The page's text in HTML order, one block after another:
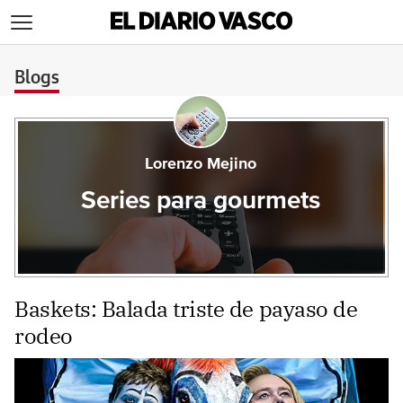
Blogs
Lorenzo Mejino
Series para gourmets
Baskets: Balada triste de payaso de
rodeo